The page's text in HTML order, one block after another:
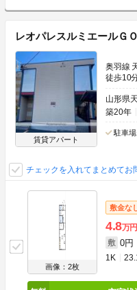
レオパレスルミエールＧ
賃貸アパート
奥羽線
徒歩10
山形県
築20年
駐車場
チェックを入れてまとめてお
画像：2枚
敷金な
4.8万円
敷 0円
1K